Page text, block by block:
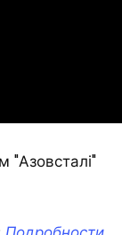
"Азовсталі"